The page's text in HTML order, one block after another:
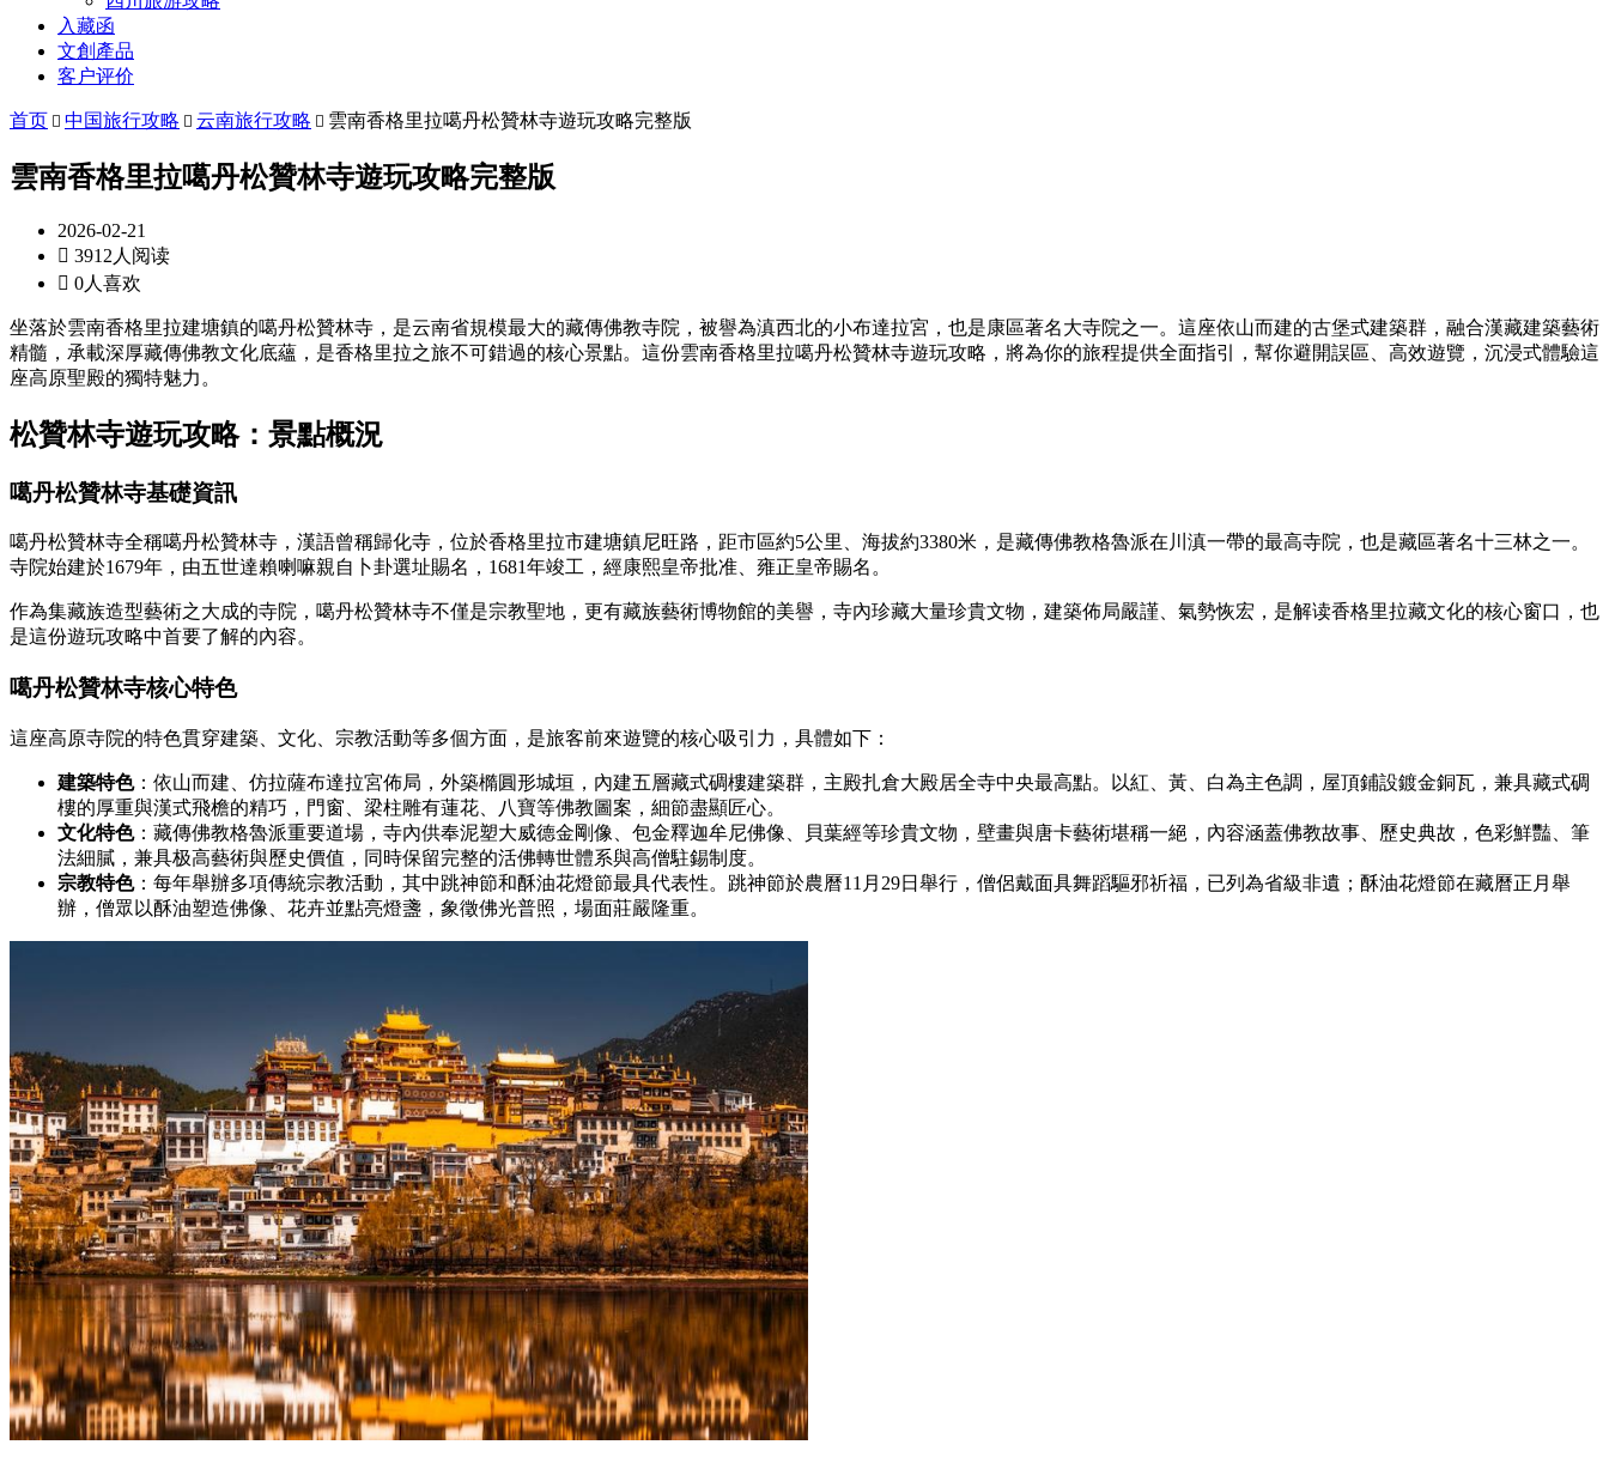
入藏函
文創產品
客户评价
首页  中国旅行攻略  云南旅行攻略  雲南香格里拉噶丹松贊林寺遊玩攻略完整版
雲南香格里拉噶丹松贊林寺遊玩攻略完整版
2026-02-21
 3912人阅读
 0人喜欢
坐落於雲南香格里拉建塘鎮的噶丹松贊林寺，是云南省規模最大的藏傳佛教寺院，被譽為滇西北的小布達拉宮，也是康區著名大寺院之一。這座依山而建的古堡式建築群，融合漢藏建築藝術
精髓，承載深厚藏傳佛教文化底蘊，是香格里拉之旅不可錯過的核心景點。這份雲南香格里拉噶丹松贊林寺遊玩攻略，將為你的旅程提供全面指引，幫你避開誤區、高效遊覽，沉浸式體驗這
座高原聖殿的獨特魅力。
松贊林寺遊玩攻略：景點概況
噶丹松贊林寺基礎資訊
噶丹松贊林寺全稱噶丹松贊林寺，漢語曾稱歸化寺，位於香格里拉市建塘鎮尼旺路，距市區約5公里、海拔約3380米，是藏傳佛教格魯派在川滇一帶的最高寺院，也是藏區著名十三林之一。
寺院始建於1679年，由五世達賴喇嘛親自卜卦選址賜名，1681年竣工，經康熙皇帝批准、雍正皇帝賜名。
作為集藏族造型藝術之大成的寺院，噶丹松贊林寺不僅是宗教聖地，更有藏族藝術博物館的美譽，寺內珍藏大量珍貴文物，建築佈局嚴謹、氣勢恢宏，是解读香格里拉藏文化的核心窗口，也
是這份遊玩攻略中首要了解的內容。
噶丹松贊林寺核心特色
這座高原寺院的特色貫穿建築、文化、宗教活動等多個方面，是旅客前來遊覽的核心吸引力，具體如下：
建築特色：依山而建、仿拉薩布達拉宮佈局，外築橢圓形城垣，內建五層藏式碉樓建築群，主殿扎倉大殿居全寺中央最高點。以紅、黃、白為主色調，屋頂鋪設鍍金銅瓦，兼具藏式碉
樓的厚重與漢式飛檐的精巧，門窗、梁柱雕有蓮花、八寶等佛教圖案，細節盡顯匠心。
文化特色：藏傳佛教格魯派重要道場，寺內供奉泥塑大威德金剛像、包金釋迦牟尼佛像、貝葉經等珍貴文物，壁畫與唐卡藝術堪稱一絕，內容涵蓋佛教故事、歷史典故，色彩鮮豔、筆
法細膩，兼具极高藝術與歷史價值，同時保留完整的活佛轉世體系與高僧駐錫制度。
宗教特色：每年舉辦多項傳統宗教活動，其中跳神節和酥油花燈節最具代表性。跳神節於農曆11月29日舉行，僧侶戴面具舞蹈驅邪祈福，已列為省級非遺；酥油花燈節在藏曆正月舉
辦，僧眾以酥油塑造佛像、花卉並點亮燈盞，象徵佛光普照，場面莊嚴隆重。